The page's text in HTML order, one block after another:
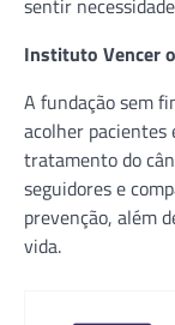
Instituto Vencer
A fundação sem
acolher
tratamento do
seguidores e
prevenção, além
vida.